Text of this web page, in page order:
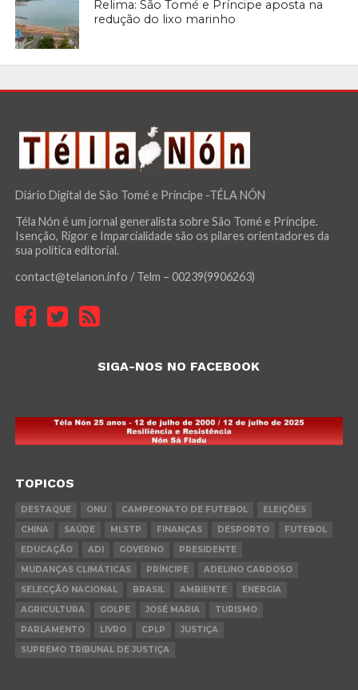
Relima: São Tomé e Príncipe aposta na
redução do lixo marinho
Diário Digital de São Tomé e Príncipe -TÉLA NÓN
Téla Nón é um jornal generalista sobre São Tomé e Príncipe.
Isenção, Rigor e Imparcialidade são os pilares orientadores da
sua política editorial.
contact@telanon.info / Telm – 00239(9906263)
SIGA-NOS NO FACEBOOK
TOPICOS
DESTAQUE ONU CAMPEONATO DE FUTEBOL
ELEIÇÕES
CHINA
SAÚDE MLSTP FINANÇAS DESPORTO
FUTEBOL
EDUCAÇÃO
ADI GOVERNO
PRESIDENTE
MUDANÇAS CLIMÁTICAS
PRÍNCIPE
ADELINO CARDOSO
SELECÇÃO NACIONAL
BRASIL AMBIENTE
ENERGIA
AGRICULTURA
GOLPE JOSÉ MARIA
TURISMO
PARLAMENTO
LIVRO CPLP
JUSTIÇA
SUPREMO TRIBUNAL DE JUSTIÇA